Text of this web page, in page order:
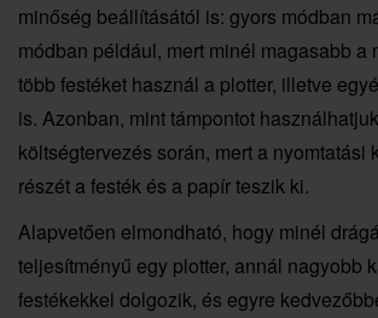
minőség beállításától is: gyors módban
módban például, mert minél magasabb a
több festéket használ a plotter, illetve
is. Azonban, mint támpontot
költségtervezés során, mert a nyomtatási
részét a festék és a papír teszik ki.
Alapvetően elmondható, hogy minél
teljesítményű egy plotter, annál nagyobb
festékekkel dolgozik, és egyre